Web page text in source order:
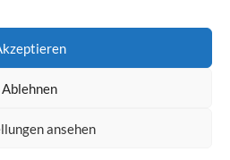
Ablehnen
ansehen